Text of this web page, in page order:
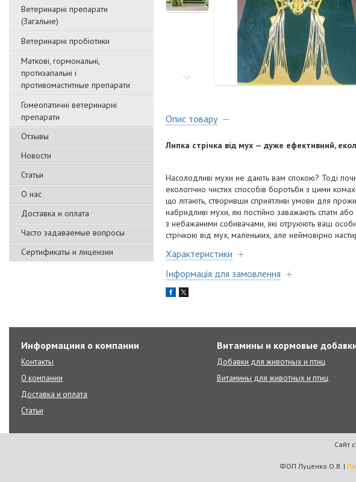
Ветеринарні препарати
(Загальне)
Ветеринарні пробіотики
Маткові, гормональні,
протизапальні і
противомаститные препарати
Гомеопатичні ветеринарні
препарати
Отзывы
Новости
Статьи
О нас
Доставка и оплата
Часто задаваемые вопросы
Сертификаты и лицензии
Опис товару
Липка стрічка від мух — дуже ефективний,
Насолодливі мухи не дають вам спокою? Тоді
екологічно чистих способів боротьби з цими
що літають, створивши сприятливі умови для
набридливі мухи, які постійно заважають спати
з небажаними собивачами, які отруюють ваш
стрічкою від мух, маленьких, але неймовірно
Характеристики
Інформація для замовлення
Информациия о компании
Контакты
О компании
Доставка и оплата
Статьи
Витамины и кормовые
Добавки для животных и птиц
Витамины для животных и птиц
Сайт
ФОП Луценко О.В. |